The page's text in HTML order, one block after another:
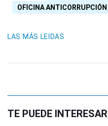
OFICINA ANTICORRUPCIÓN
LAS MÁS LEIDAS
TE PUEDE INTERESAR